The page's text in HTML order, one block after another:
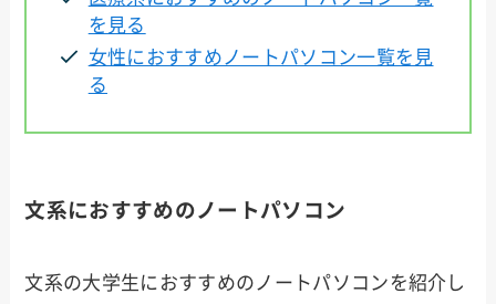
を見る
女性におすすめノートパソコン一覧を見
る
文系におすすめのノートパソコン
文系の大学生におすすめのノートパソコンを紹介し